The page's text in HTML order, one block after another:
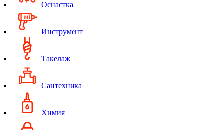
Оснастка
Инструмент
Такелаж
Сантехника
Химия